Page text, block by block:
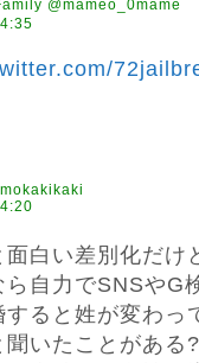
@mameo_0mame
白い差別化だけ
ら自力でSNSやG
すると姓が変わっ
聞いたことがある?